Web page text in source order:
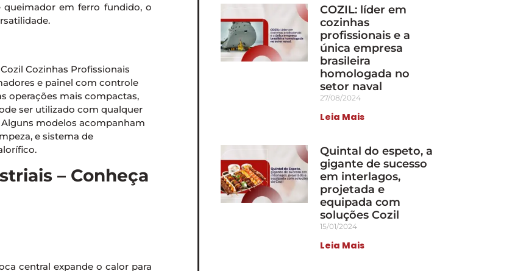
em ferro fundido, o
e painel com controle
operações mais compactas,
ser utilizado com qualquer
modelos acompanham
e sistema de
– Conheça
central expande o calor para
COZIL: líder em
cozinhas
profissionais e a
única empresa
brasileira
homologada no
setor naval
27/08/2024
Leia Mais
Quintal do espeto, a
gigante de sucesso
em interlagos,
projetada e
equipada com
soluções Cozil
15/01/2024
Leia Mais